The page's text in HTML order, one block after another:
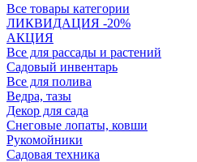
Все товары категории
ЛИКВИДАЦИЯ -20%
АКЦИЯ
Все для рассады и растений
Садовый инвентарь
Все для полива
Ведра, тазы
Декор для сада
Снеговые лопаты, ковши
Рукомойники
Садовая техника